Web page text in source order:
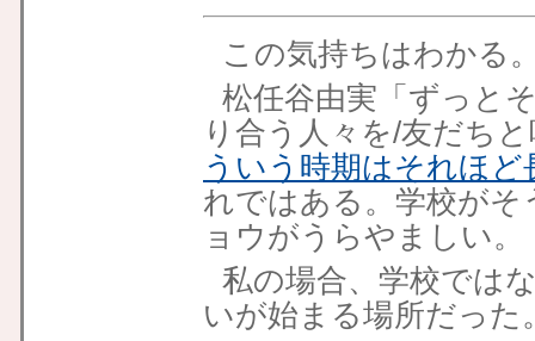
この気持ちはわかる
松任谷由実「ずっと
り合う人々を/友だち
ういう時期はそれほど
れではある。学校が
ョウがうらやましい。
私の場合、学校では
いが始まる場所だった